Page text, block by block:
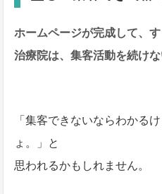
ホームページが完成して、
治療院は、集客活動を続けな
「集客できないならわかる
ょ。」と
思われるかもしれません。